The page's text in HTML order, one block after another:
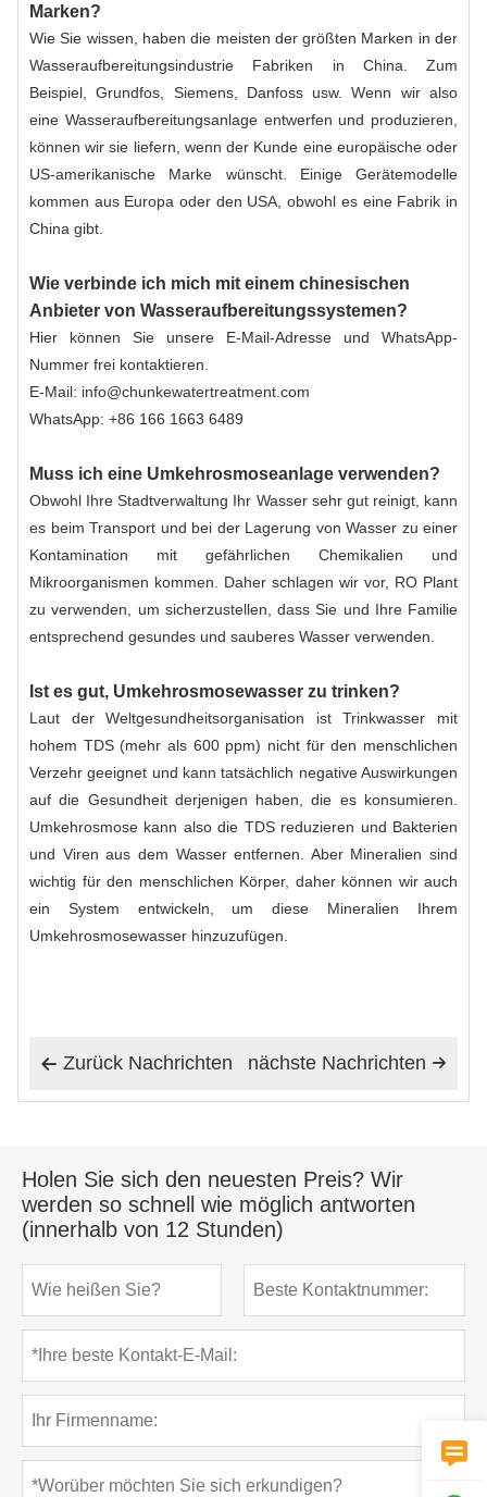
Marken?
Wie Sie wissen, haben die meisten der größten Marken in der
Wasseraufbereitungsindustrie Fabriken in China. Zum
Beispiel,Grundfos , Siemens, Danfoss usw. Wenn wir also
eine Wasseraufbereitungsanlage entwerfen und produzieren,
können wir sie liefern, wenn der Kunde eine europäische oder
US-amerikanische Marke wünscht. Einige Gerätemodelle
kommen aus Europa oder den USA, obwohl es eine Fabrik in
China gibt.
Wie verbinde ich mich mit einem chinesischen
Anbieter von Wasseraufbereitungssystemen?
Hier können Sie unsere E-Mail-Adresse und WhatsApp-
Nummer frei kontaktieren.
E-Mail: info@chunkewatertreatment.com
WhatsApp: +86 166 1663 6489
Muss ich eine Umkehrosmoseanlage verwenden?
Obwohl Ihre Stadtverwaltung Ihr Wasser sehr gut reinigt, kann
es beim Transport und bei der Lagerung von Wasser zu einer
Kontamination mit gefährlichen Chemikalien und
Mikroorganismen kommen. Daher schlagen wir vor, RO Plant
zu verwenden, um sicherzustellen, dass Sie und Ihre Familie
entsprechend gesundes und sauberes Wasser verwenden.
Ist es gut, Umkehrosmosewasser zu trinken?
Laut der Weltgesundheitsorganisation ist Trinkwasser mit
hohem TDS (mehr als 600 ppm) nicht für den menschlichen
Verzehr geeignet und kann tatsächlich negative Auswirkungen
auf die Gesundheit derjenigen haben, die es konsumieren.
Umkehrosmose kann also die TDS reduzieren und Bakterien
und Viren aus dem Wasser entfernen. Aber Mineralien sind
wichtig für den menschlichen Körper, daher können wir auch
ein System entwickeln, um diese Mineralien Ihrem
Umkehrosmosewasser hinzuzufügen.
 Zurück Nachrichten 
nächste Nachrichten
Holen Sie sich den neuesten Preis? Wir
werden so schnell wie möglich antworten
(innerhalb von 12 Stunden)
